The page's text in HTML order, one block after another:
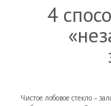
4
Чистое лобовое стекло –